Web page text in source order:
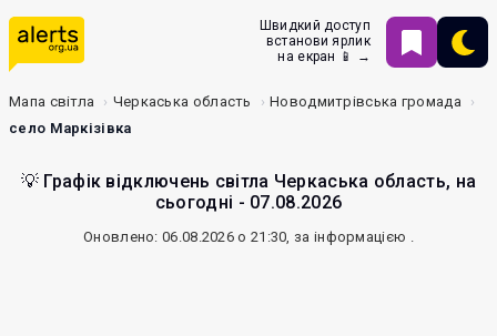
Швидкий доступ
встанови ярлик
на екран 📱 →
Мапа світла Черкаська область
Новодмитрівська громада
село Маркізівка
💡 Графік відключень світла Черкаська область, на
сьогодні - 07.08.2026
Оновлено: 06.08.2026 о 21:30, за інформацією .